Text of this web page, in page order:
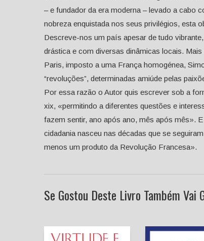
– e fundador da era moderna – levado a cabo
nobreza enquistada nos seus privilégios, esta
Descreve-nos um país apesar de tudo
drástica e com diversas dinâmicas locais.
Paris, imposto a uma França homogénea,
“revoluções”, determinadas amiúde pelas
Por essa razão o Autor quis escrever sob a
xix, «permitindo a diferentes questões e
fazem sentir, ano após ano, mês após mês».
cidadania nasceu nas décadas que se
menos um produto da Revolução Francesa».
Se Gostou Deste Livro Também Vai